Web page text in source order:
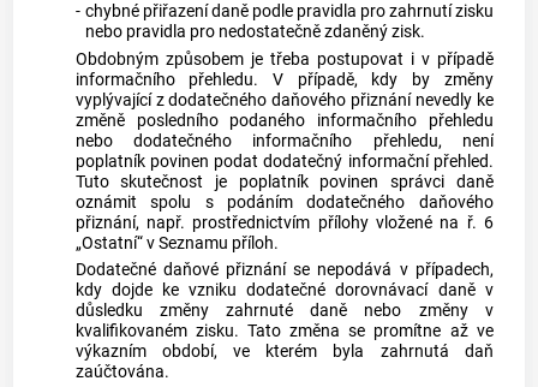
- chybné přiřazení daně podle pravidla pro zahrnutí zisku
nebo pravidla pro nedostatečně zdaněný zisk.
Obdobným způsobem je třeba postupovat i v případě
informačního přehledu. V případě, kdy by změny
vyplývající z dodatečného daňového přiznání nevedly ke
změně posledního podaného informačního přehledu
nebo dodatečného informačního přehledu, není
poplatník povinen podat dodatečný informační přehled.
Tuto skutečnost je poplatník povinen správci daně
oznámit spolu s podáním dodatečného daňového
přiznání, např. prostřednictvím přílohy vložené na ř. 6
„Ostatní“ v Seznamu příloh.
Dodatečné daňové přiznání se nepodává v případech,
kdy dojde ke vzniku dodatečné dorovnávací daně v
důsledku změny zahrnuté daně nebo změny v
kvalifikovaném zisku. Tato změna se promítne až ve
výkazním období, ve kterém byla zahrnutá daň
zaúčtována.